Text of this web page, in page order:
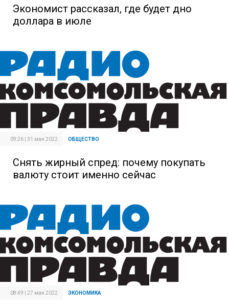
Экономист рассказал, где будет дно
доллара в июле
09:26 | 31 мая 2022 ОБЩЕСТВО
Снять жирный спред: почему покупать
валюту стоит именно сейчас
08:49 | 27 мая 2022 ЭКОНОМИКА